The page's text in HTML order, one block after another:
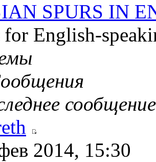
SPURS IN
English-
сообщение
2014, 15:30